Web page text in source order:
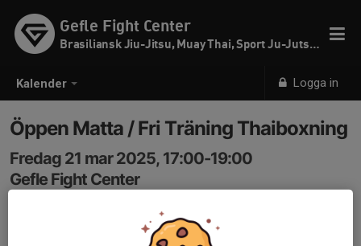
Kalender Logga in
Gefle Fight Center
Brasiliansk Jiu-Jitsu, Muay Thai, Sport Ju-Jutsu & SW
Öppen Matta / Fri Träning Thaiboxning
Fredag 21 mar 2025, 17:00-19:00
Gefle Fight Center
Öppen Matta / Fri Träning för alla medlemmar!